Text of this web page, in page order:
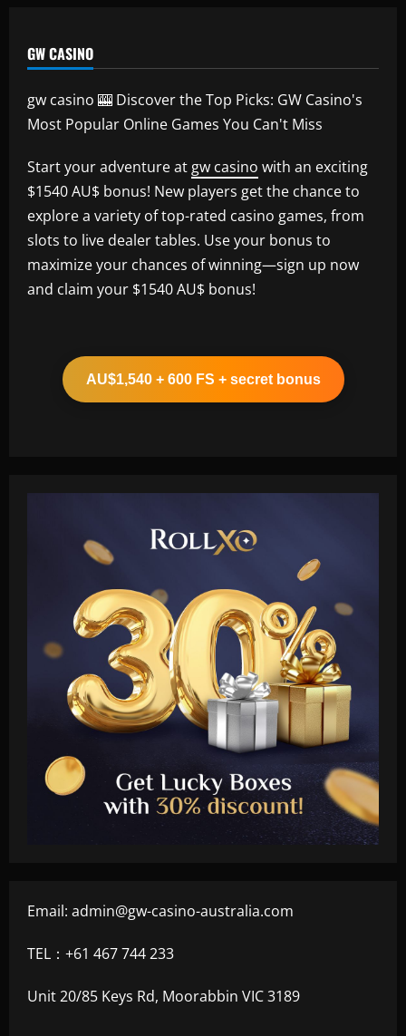
GW CASINO
gw casino 🎰 Discover the Top Picks: GW Casino's
Most Popular Online Games You Can't Miss
Start your adventure at gw casino with an exciting
$1540 AU$ bonus! New players get the chance to
explore a variety of top-rated casino games, from
slots to live dealer tables. Use your bonus to
maximize your chances of winning—sign up now
and claim your $1540 AU$ bonus!
AU$1,540 + 600 FS + secret bonus
Email: admin@gw-casino-australia.com
TEL：+61 467 744 233
Unit 20/85 Keys Rd, Moorabbin VIC 3189